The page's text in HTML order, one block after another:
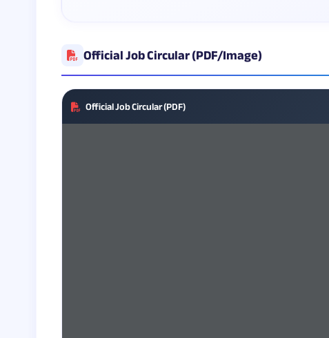
Official Job Circular (PDF/Image)
Official Job Circular (PDF)